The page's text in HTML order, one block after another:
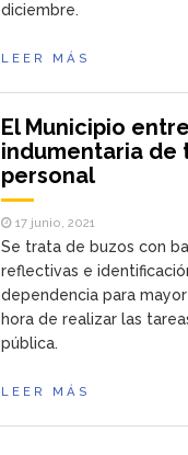
diciembre.
LEER MÁS
El Municipio
indumentaria de
personal
17 junio, 2021
Se trata de buzos con
reflectivas e
dependencia para
hora de realizar las
pública.
LEER MÁS